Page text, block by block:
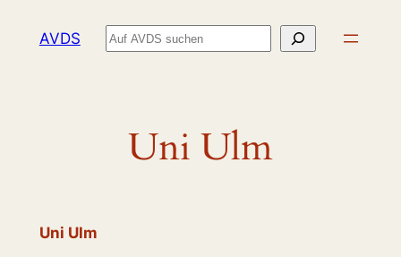
InhaltAVDS Suchen
Uni Ulm
Uni Ulm